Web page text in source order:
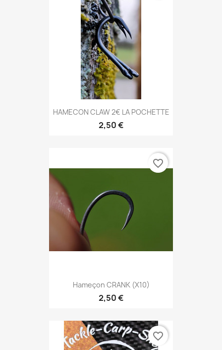
HAMECON CLAW 2€ LA POCHETTE
2,50 €
Hameçon CRANK (X10)
2,50 €
favorite_border
favorite_border